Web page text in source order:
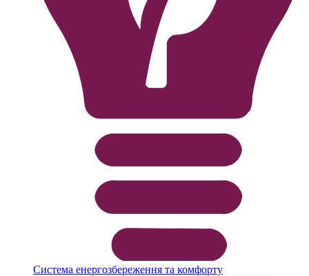
Система енергозбереження та комфорту